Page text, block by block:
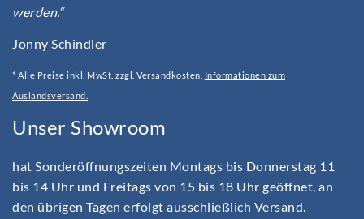
werden.“
Jonny Schindler
* Alle Preise inkl. MwSt. zzgl. Versandkosten. Informationen zum
Auslandsversand.
Unser Showroom
hat Sonderöffnungszeiten Montags bis Donnerstag 11
bis 14 Uhr und Freitags von 15 bis 18 Uhr geöffnet, an
den übrigen Tagen erfolgt ausschließlich Versand.